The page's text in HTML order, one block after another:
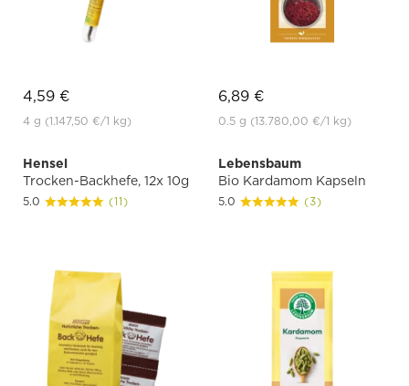
4,59 €
4 g (1.147,50 €/1 kg)
6,89 €
0.5 g (13.780,00 €/1 kg)
Hensel
Trocken-Backhefe, 12x 10g
5.0 (11)
Lebensbaum
Bio Kardamom Kapseln
5.0 (3)